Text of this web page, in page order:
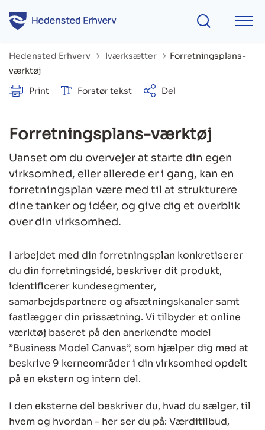
Hedensted Erhverv Tilbage til
Iværksætter
Forretningsplans-
værktøj
Print
Forstør tekst Del
Forretningsplans-værktøj
Uanset om du overvejer at starte din egen
virksomhed, eller allerede er i gang, kan en
forretningsplan være med til at strukturere
dine tanker og idéer, og give dig et overblik
over din virksomhed.
I arbejdet med din forretningsplan konkretiserer
du din forretningsidé, beskriver dit produkt,
identificerer kundesegmenter,
samarbejdspartnere og afsætningskanaler samt
fastlægger din prissætning. Vi tilbyder et online
værktøj baseret på den anerkendte model
”Business Model Canvas”, som hjælper dig med at
beskrive 9 kerneområder i din virksomhed opdelt
på en ekstern og intern del.
I den eksterne del beskriver du, hvad du sælger, til
hvem og hvordan – her ser du på: Værditilbud,